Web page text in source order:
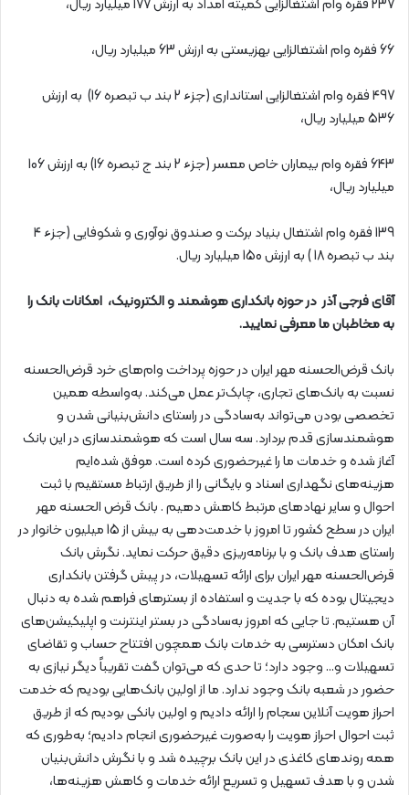
237 فقره وام اشتغالزایی کمیته امداد به ارزش 177 میلیارد ريال،
66 فقره وام اشتغالزایی بهزیستی به ارزش 63 میلیارد ريال،
497 فقره وام اشتغالزایی استانداری (جزء 2 بند ب تبصره 16) به ارزش
536 میلیارد ريال،
643 فقره وام بیماران خاص معسر (جزء 2 بند ج تبصره 16) به ارزش 106
میلیارد ريال،
139 فقره وام اشتغال بنیاد برکت و صندوق نوآوری و شکوفایی (جزء 4
بند ب تبصره 18 ) به ارزش 150 میلیارد ريال.
آقای فرجی آذر در حوزه بانکداری هوشمند و الکترونیک، امکانات بانک را
به مخاطبان ما معرفی نمایید.
بانک قرض‌الحسنه مهر ایران در حوزه پرداخت وام‌های خرد قرض‌الحسنه
نسبت به بانک‌های تجاری، چابک‌تر عمل می‌کند. به‌واسطه همین
تخصصی بودن می‌تواند به‌سادگی در راستای دانش‌بنیانی شدن و
هوشمند‌سازی قدم بردارد. سه سال است که هوشمند‌سازی در این بانک
آغاز شده و خدمات ما را غیرحضوری کرده است. موفق شده‌ایم
هزینه‌های نگهداری اسناد و بایگانی را از طریق ارتباط مستقیم با ثبت
‌احوال و سایر نهاد‌های مرتبط کاهش دهیم . بانک قرض الحسنه مهر
ایران در سطح کشور تا امروز با خدمت‌دهی به بیش از 15 میلیون خانوار در
راستای هدف بانک و با برنامه‌ریزی دقیق حرکت نماید. نگرش بانک
قرض‌الحسنه مهر ایران برای ارائه تسهیلات، در پیش ‌گرفتن بانکداری
دیجیتال بوده که با جدیت و استفاده از بستر‌های فراهم شده به دنبال
آن هستیم. تا جایی که امروز به‌سادگی در بستر اینترنت و اپلیکیشن‌های
بانک امکان دسترسی به خدمات بانک همچون افتتاح حساب و تقاضای
تسهیلات و… وجود دارد؛ تا حدی‌ که می‌توان گفت تقریباً دیگر نیازی به
حضور در شعبه بانک وجود ندارد. ما از اولین بانک‌هایی بودیم که خدمت
احراز هویت آنلاین سجام را ارائه دادیم و اولین بانکی بودیم که از طریق
ثبت‌ احوال احراز هویت را به‌صورت غیرحضوری انجام دادیم؛ به‌طوری که
همه روند‌های کاغذی در این بانک برچیده شد و با نگرش دانش‌بنیان
شدن و با هدف تسهیل و تسریع ارائه خدمات و کاهش هزینه‌ها،